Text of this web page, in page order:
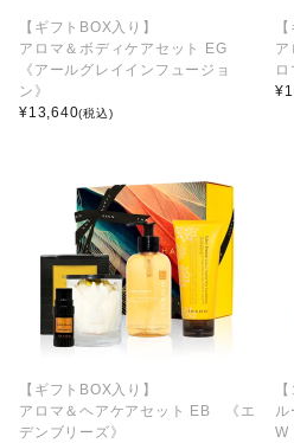
【ギフトBOX入り】
アロマ＆ボディケアセット EG
《アールグレイインフュージョ
ン》
¥13,640(税込)
ア
ロ
¥
【ギフトBOX入り】
アロマ＆ヘアケアセット EB 《エ
デンブリーズ》
W